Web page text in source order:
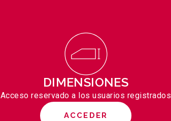
DIMENSIONES
Acceso reservado a los usuarios registrados
ACCEDER